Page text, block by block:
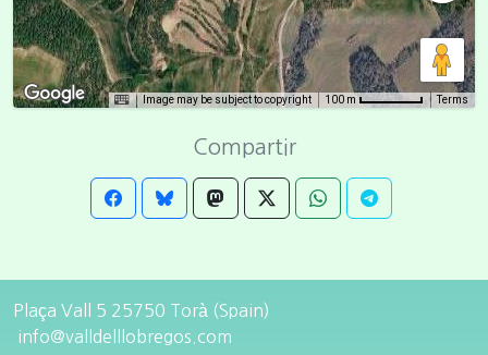
Image may be subject to copyright 100 m Terms
Compartir
Plaça Vall 5 25750 Torà (Spain)
info@valldelllobregos.com